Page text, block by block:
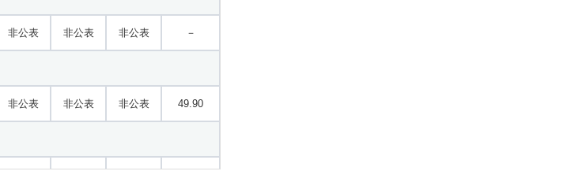
非公表 非公表 非公表 －
非公表 非公表 非公表 49.90